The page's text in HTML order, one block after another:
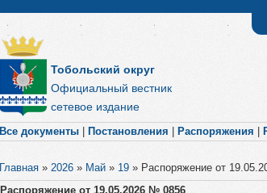
Тобольский округ
Официальный вестник
сетевое издание
Все документы Постановления Распоряжения
Главная » 2026 » Май » 19 » Распоряжение от
Распоряжение от 19.05.2026​ № 0856